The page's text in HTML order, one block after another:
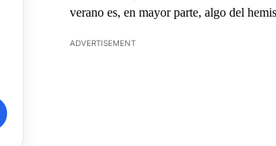
verano es, en mayor parte, algo del
ADVERTISEMENT